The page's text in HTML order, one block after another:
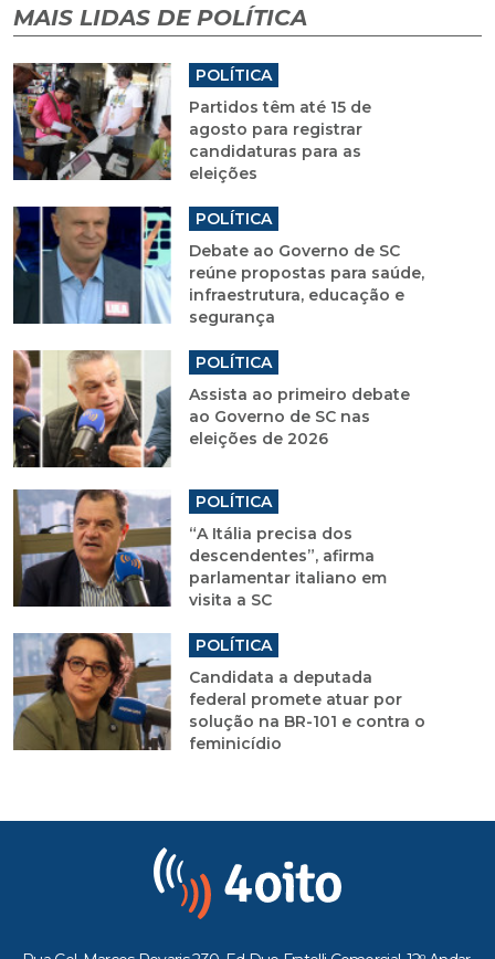
MAIS LIDAS DE POLÍTICA
POLÍTICA
Partidos têm até 15 de
agosto para registrar
candidaturas para as
eleições
POLÍTICA
Debate ao Governo de SC
reúne propostas para saúde,
infraestrutura, educação e
segurança
POLÍTICA
Assista ao primeiro debate
ao Governo de SC nas
eleições de 2026
POLÍTICA
“A Itália precisa dos
descendentes”, afirma
parlamentar italiano em
visita a SC
POLÍTICA
Candidata a deputada
federal promete atuar por
solução na BR-101 e contra o
feminicídio